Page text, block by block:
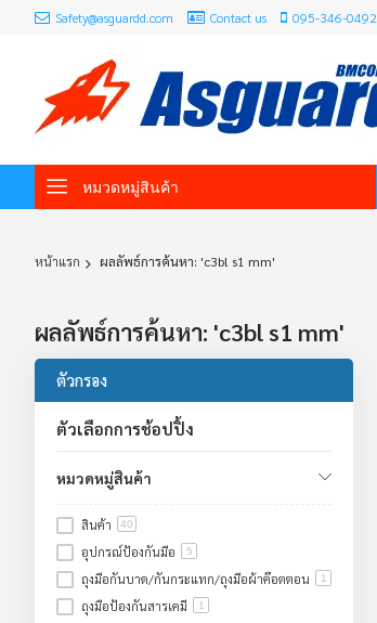
Safety@asguardd.com Contact us 095-346-0492
หมวดหมู่สินค้า
หน้าแรก ผลลัพธ์การค้นหา: 'c3bl s1 mm'
ผลลัพธ์การค้นหา: 'c3bl s1 mm'
ตัวกรอง
ตัวเลือกการช้อปปิ้ง
หมวดหมู่สินค้า
สินค้า 40
อุปกรณ์ป้องกันมือ 5
ถุงมือกันบาด/กันกระแทก/ถุงมือผ้าค๊อตตอน 1
ถุงมือป้องกันสารเคมี 1